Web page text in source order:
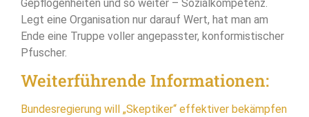
Gepflogenheiten und so weiter – Sozialkompetenz.
Legt eine Organisation nur darauf Wert, hat man am
Ende eine Truppe voller angepasster, konformistischer
Pfuscher.
Weiterführende Informationen:
Bundesregierung will „Skeptiker“ effektiver bekämpfen